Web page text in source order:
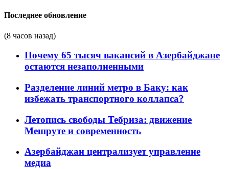
Последнее обновление
(8 часов назад)
Почему 65 тысяч вакансий в Азербайджане
остаются незаполненными
Разделение линий метро в Баку: как
избежать транспортного коллапса?
Летопись свободы Тебриза: движение
Мешруте и современность
Азербайджан централизует управление
медиа